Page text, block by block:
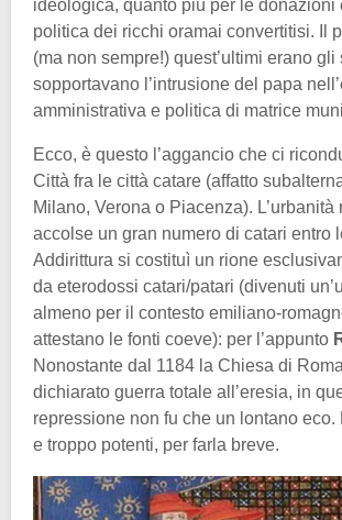
ideologica, quanto più per le donazioni
politica dei ricchi oramai convertitisi. Il
(ma non sempre!) quest’ultimi erano gli
sopportavano l’intrusione del papa
amministrativa e politica di matrice
Ecco, è questo l’aggancio che ci
Città fra le città catare (affatto
Milano, Verona o Piacenza). L’urbanità
accolse un gran numero di catari entro
Addirittura si costituì un rione
da eterodossi catari/patari (divenuti
almeno per il contesto emiliano-
attestano le fonti coeve): per l’appunto
Nonostante dal 1184 la Chiesa di
dichiarato guerra totale all’eresia, in
repressione non fu che un lontano eco.
e troppo potenti, per farla breve.